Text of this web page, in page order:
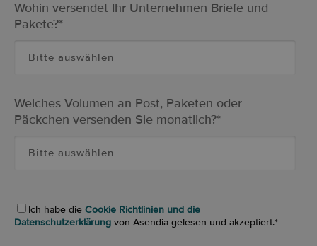
Wohin versendet Ihr Unternehmen Briefe und
Pakete?*
Welches Volumen an Post, Paketen oder
Päckchen versenden Sie monatlich?*
Ich habe die Cookie Richtlinien und die
Datenschutzerklärung von Asendia gelesen und akzeptiert.*